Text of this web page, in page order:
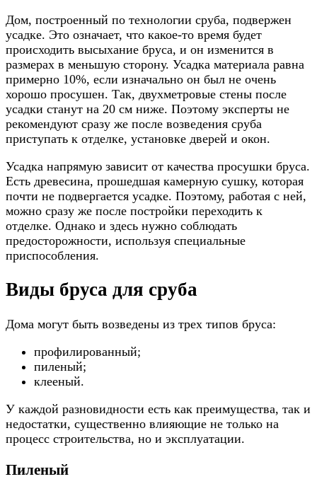
Дом, построенный по технологии сруба, подвержен
усадке. Это означает, что какое-то время будет
происходить высыхание бруса, и он изменится в
размерах в меньшую сторону. Усадка материала равна
примерно 10%, если изначально он был не очень
хорошо просушен. Так, двухметровые стены после
усадки станут на 20 см ниже. Поэтому эксперты не
рекомендуют сразу же после возведения сруба
приступать к отделке, установке дверей и окон.
Усадка напрямую зависит от качества просушки бруса.
Есть древесина, прошедшая камерную сушку, которая
почти не подвергается усадке. Поэтому, работая с ней,
можно сразу же после постройки переходить к
отделке. Однако и здесь нужно соблюдать
предосторожности, используя специальные
приспособления.
Виды бруса для сруба
Дома могут быть возведены из трех типов бруса:
профилированный;
пиленый;
клееный.
У каждой разновидности есть как преимущества, так и
недостатки, существенно влияющие не только на
процесс строительства, но и эксплуатации.
Пиленый